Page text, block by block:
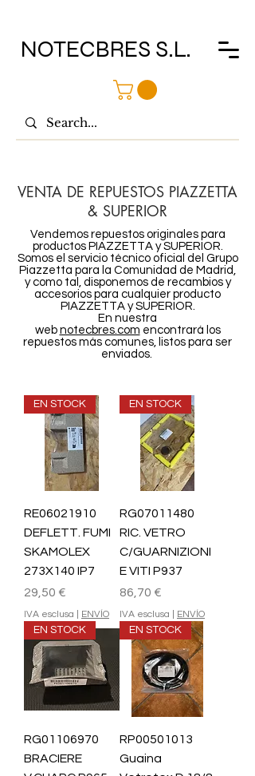
NOTECBRES S.L.
VENTA DE REPUESTOS PIAZZETTA
& SUPERIOR
Vendemos repuestos originales para
productos PIAZZETTA y SUPERIOR.
Somos el servicio técnico oficial del Grupo
Piazzetta para la Comunidad de Madrid,
y como tal, disponemos de recambios y
accesorios para cualquier producto
PIAZZETTA y SUPERIOR.
En nuestra
web notecbres.com encontrará los
repuestos más comunes, listos para ser
enviados.
EN STOCK
RE06021910
DEFLETT. FUMI
SKAMOLEX
273X140 IP7
Prezzo
29,50 €
IVA esclusa ENVÍO
EN STOCK
RG07011480
RIC. VETRO
C/GUARNIZIONI
E VITI P937
Prezzo
86,70 €
IVA esclusa ENVÍO
EN STOCK
RG01106970
BRACIERE
EN STOCK
RP00501013
Guaina